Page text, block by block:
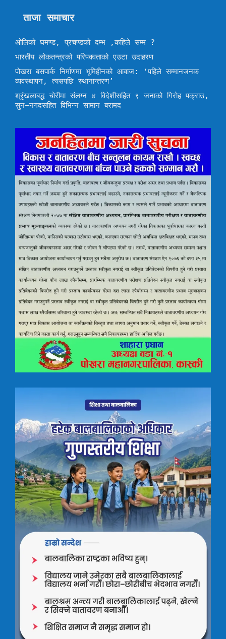
ताजा समाचार
ओलिको घमण्ड, प्रचण्डको दम्भ ,कहिले सम्म ?
भारतीय लोकतन्त्रको परिपक्वताको एउटा उदाहरण
पोखरा बसपार्क निर्माणमा भूमिहीनको आवाज: ‘पहिले सम्मानजनक
व्यवस्थापन, त्यसपछि स्थानान्तरण’
श्रृंखलाबद्ध चोरीमा संलग्न ४ विदेशीसहित ९ जनाको गिरोह पक्राउ,
सुन–नगदसहित विभिन्न सामान बरामद